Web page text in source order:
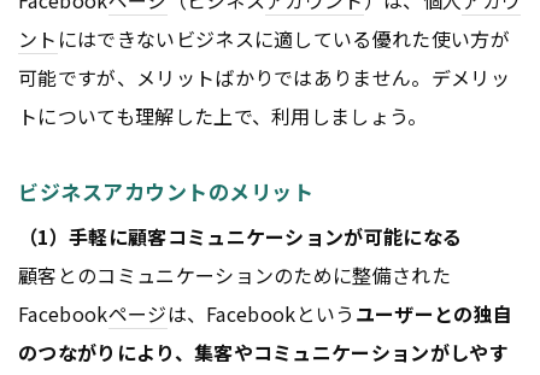
ント にはできないビジネスに適している優れた使い方が
可能ですが、メリットばかりではありません。デメリッ
トについても理解した上で、利用しましょう。
ビジネスアカウントのメリット
（1）手軽に顧客コミュニケーションが可能になる
顧客とのコミュニケーションのために整備された
Facebookページは、Facebookという ユーザーとの独自
のつながりにより、集客やコミュニケーションがしやす